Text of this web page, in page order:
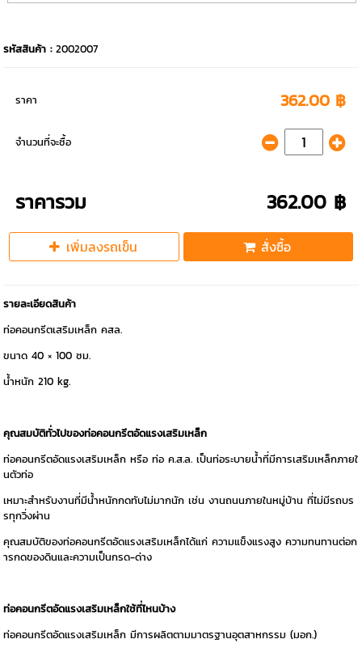
รหัสสินค้า :2002007
ราคา 362.00 ฿
จำนวนที่จะซื้อ
ราคารวม 362.00 ฿
เพิ่มลงรถเข็น สั่งซื้อ
รายละเอียดสินค้า
ท่อคอนกรีตเสริมเหล็ก คสล.
ขนาด 40 × 100 ซม.
น้ำหนัก 210 kg.
คุณสมบัติทั่วไปของท่อคอนกรีตอัดแรงเสริมเหล็ก
ท่อคอนกรีตอัดแรงเสริมเหล็ก หรือ ท่อ ค.ส.ล. เป็นท่อระบายน้ำที่มีการเสริมเหล็กภายใ
นตัวท่อ
เหมาะสำหรับงานที่มีน้ำหนักกดทับไม่มากนัก เช่น งานถนนภายในหมู่บ้าน ที่ไม่มีรถบร
รทุกวิ่งผ่าน
คุณสมบัติของท่อคอนกรีตอัดแรงเสริมเหล็กได้แก่ ความแข็งแรงสูง ความทนทานต่อก
ารกดของดินและความเป็นกรด-ด่าง
ท่อคอนกรีตอัดแรงเสริมเหล็กใช้ที่ไหนบ้าง
ท่อคอนกรีตอัดแรงเสริมเหล็ก มีการผลิตตามมาตรฐานอุตสาหกรรม (มอก.)